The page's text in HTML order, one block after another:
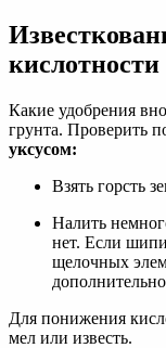
кислотности
Какие удобрения
грунта. Проверить
уксусом:
Взять горсть
Налить
нет. Если
щелочных
Для понижения
мел или известь.